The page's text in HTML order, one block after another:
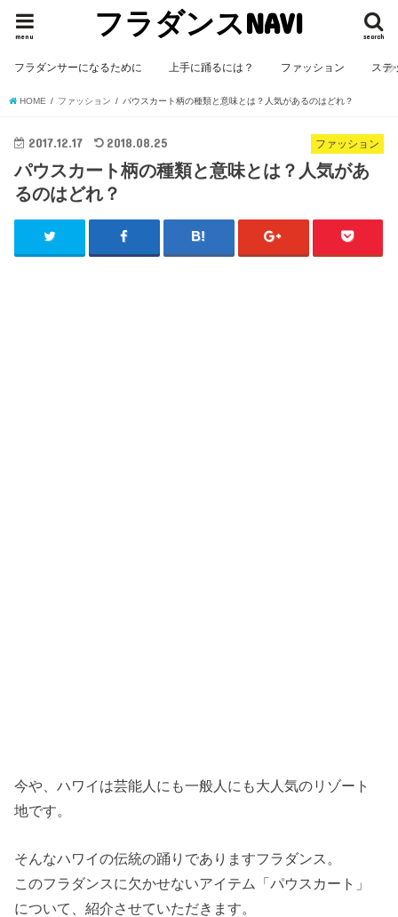
フラダンスNAVI search
menu
フラダンサーになるために 上手に踊るには？ ファッション ステ
HOME ファッション パウスカート柄の種類と意味とは？人気があるのはどれ？
ファッション
2017.12.17 2018.08.25
パウスカート柄の種類と意味とは？人気があ
るのはどれ？
今や、ハワイは芸能人にも一般人にも大人気のリゾート
地です。
そんなハワイの伝統の踊りでありますフラダンス。
このフラダンスに欠かせないアイテム「パウスカート」
について、紹介させていただきます。